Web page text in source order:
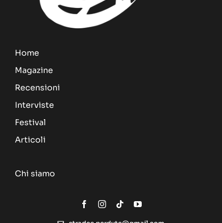
Home
Magazine
Recensioni
Interviste
Festival
Articoli
Chi siamo